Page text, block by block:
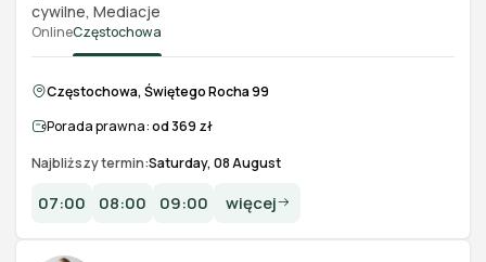
cywilne, Mediacje
OnlineCzęstochowa
Częstochowa, Świętego Rocha 99
Porada prawna:od 369 zł
Najbliższy termin:Saturday, 08 August
07:00 08:00 09:00 więcej